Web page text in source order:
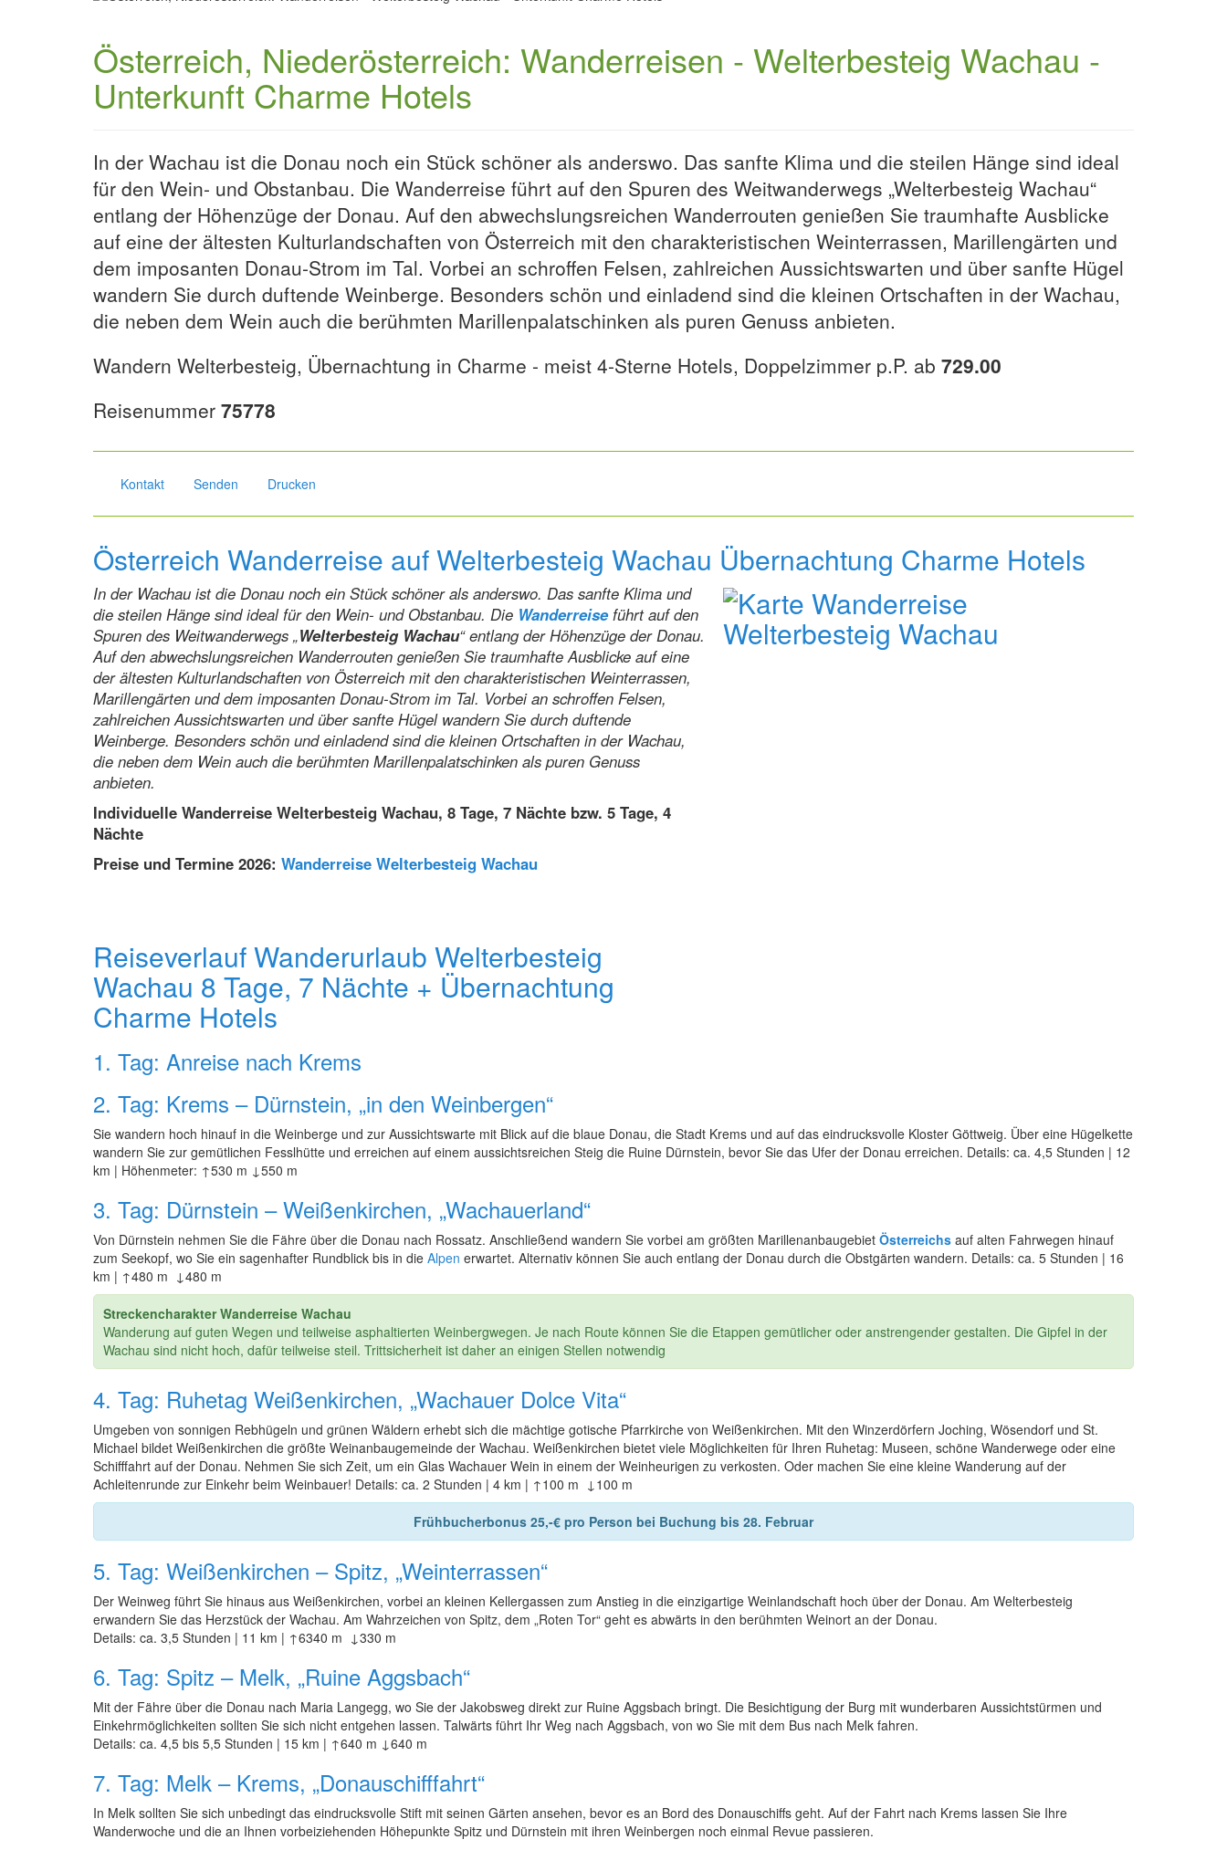
Österreich, Niederösterreich: Wanderreisen - Welterbesteig Wachau -
Unterkunft Charme Hotels
In der Wachau ist die Donau noch ein Stück schöner als anderswo. Das sanfte Klima und die steilen Hänge sind ideal
für den Wein- und Obstanbau. Die Wanderreise führt auf den Spuren des Weitwanderwegs „Welterbesteig Wachau“
entlang der Höhenzüge der Donau. Auf den abwechslungsreichen Wanderrouten genießen Sie traumhafte Ausblicke
auf eine der ältesten Kulturlandschaften von Österreich mit den charakteristischen Weinterrassen, Marillengärten und
dem imposanten Donau-Strom im Tal. Vorbei an schroffen Felsen, zahlreichen Aussichtswarten und über sanfte Hügel
wandern Sie durch duftende Weinberge. Besonders schön und einladend sind die kleinen Ortschaften in der Wachau,
die neben dem Wein auch die berühmten Marillenpalatschinken als puren Genuss anbieten.
Wandern Welterbesteig, Übernachtung in Charme - meist 4-Sterne Hotels, Doppelzimmer p.P. ab 729.00
Reisenummer 75778
Kontakt Senden Drucken
Österreich Wanderreise auf Welterbesteig Wachau Übernachtung Charme Hotels
In der Wachau ist die Donau noch ein Stück schöner als anderswo. Das sanfte Klima und
die steilen Hänge sind ideal für den Wein- und Obstanbau. Die Wanderreiseführt auf den
Spuren des Weitwanderwegs „Welterbesteig Wachau“ entlang der Höhenzüge der Donau.
Auf den abwechslungsreichen Wanderrouten genießen Sie traumhafte Ausblicke auf eine
der ältesten Kulturlandschaften von Österreich mit den charakteristischen Weinterrassen,
Marillengärten und dem imposanten Donau-Strom im Tal. Vorbei an schroffen Felsen,
zahlreichen Aussichtswarten und über sanfte Hügel wandern Sie durch duftende
Weinberge. Besonders schön und einladend sind die kleinen Ortschaften in der Wachau,
die neben dem Wein auch die berühmten Marillenpalatschinken als puren Genuss
anbieten.
Individuelle Wanderreise Welterbesteig Wachau, 8 Tage, 7 Nächte bzw. 5 Tage, 4
Nächte
Preise und Termine 2026: Wanderreise Welterbesteig Wachau
Reiseverlauf Wanderurlaub Welterbesteig
Wachau 8 Tage, 7 Nächte + Übernachtung
Charme Hotels
1. Tag: Anreise nach Krems
2. Tag: Krems – Dürnstein, „in den Weinbergen“
Sie wandern hoch hinauf in die Weinberge und zur Aussichtswarte mit Blick auf die blaue Donau, die Stadt Krems und auf das eindrucksvolle Kloster Göttweig. Über eine Hügelkette
wandern Sie zur gemütlichen Fesslhütte und erreichen auf einem aussichtsreichen Steig die Ruine Dürnstein, bevor Sie das Ufer der Donau erreichen. Details: ca. 4,5 Stunden | 12
km | Höhenmeter: ↑530 m ↓550 m
3. Tag: Dürnstein – Weißenkirchen, „Wachauerland“
Von Dürnstein nehmen Sie die Fähre über die Donau nach Rossatz. Anschließend wandern Sie vorbei am größten Marillenanbaugebiet Österreichs auf alten Fahrwegen hinauf
zum Seekopf, wo Sie ein sagenhafter Rundblick bis in die Alpen erwartet. Alternativ können Sie auch entlang der Donau durch die Obstgärten wandern. Details: ca. 5 Stunden | 16
km | ↑480 m ↓480 m
Streckencharakter Wanderreise Wachau
Wanderung auf guten Wegen und teilweise asphaltierten Weinbergwegen. Je nach Route können Sie die Etappen gemütlicher oder anstrengender gestalten. Die Gipfel in der
Wachau sind nicht hoch, dafür teilweise steil. Trittsicherheit ist daher an einigen Stellen notwendig
4. Tag: Ruhetag Weißenkirchen, „Wachauer Dolce Vita“
Umgeben von sonnigen Rebhügeln und grünen Wäldern erhebt sich die mächtige gotische Pfarrkirche von Weißenkirchen. Mit den Winzerdörfern Joching, Wösendorf und St.
Michael bildet Weißenkirchen die größte Weinanbaugemeinde der Wachau. Weißenkirchen bietet viele Möglichkeiten für Ihren Ruhetag: Museen, schöne Wanderwege oder eine
Schifffahrt auf der Donau. Nehmen Sie sich Zeit, um ein Glas Wachauer Wein in einem der Weinheurigen zu verkosten. Oder machen Sie eine kleine Wanderung auf der
Achleitenrunde zur Einkehr beim Weinbauer! Details: ca. 2 Stunden | 4 km | ↑100 m ↓100 m
Frühbucherbonus 25,-€ pro Person bei Buchung bis 28. Februar
5. Tag: Weißenkirchen – Spitz, „Weinterrassen“
Der Weinweg führt Sie hinaus aus Weißenkirchen, vorbei an kleinen Kellergassen zum Anstieg in die einzigartige Weinlandschaft hoch über der Donau. Am Welterbesteig
erwandern Sie das Herzstück der Wachau. Am Wahrzeichen von Spitz, dem „Roten Tor“ geht es abwärts in den berühmten Weinort an der Donau.
Details: ca. 3,5 Stunden | 11 km | ↑6340 m ↓330 m
6. Tag: Spitz – Melk, „Ruine Aggsbach“
Mit der Fähre über die Donau nach Maria Langegg, wo Sie der Jakobsweg direkt zur Ruine Aggsbach bringt. Die Besichtigung der Burg mit wunderbaren Aussichtstürmen und
Einkehrmöglichkeiten sollten Sie sich nicht entgehen lassen. Talwärts führt Ihr Weg nach Aggsbach, von wo Sie mit dem Bus nach Melk fahren.
Details: ca. 4,5 bis 5,5 Stunden | 15 km | ↑640 m ↓640 m
7. Tag: Melk – Krems, „Donauschifffahrt“
In Melk sollten Sie sich unbedingt das eindrucksvolle Stift mit seinen Gärten ansehen, bevor es an Bord des Donauschiffs geht. Auf der Fahrt nach Krems lassen Sie Ihre
Wanderwoche und die an Ihnen vorbeiziehenden Höhepunkte Spitz und Dürnstein mit ihren Weinbergen noch einmal Revue passieren.